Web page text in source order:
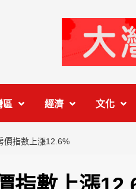
區 經濟 文化
價指數上漲12.6%